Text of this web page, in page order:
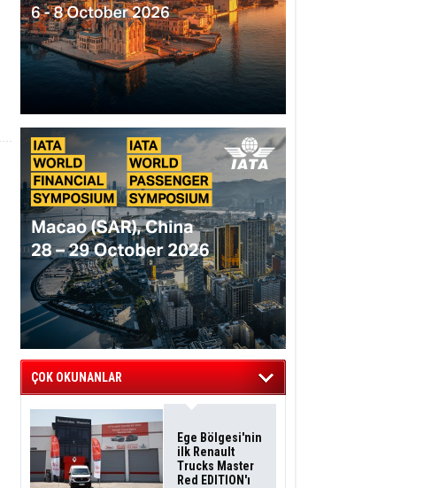
ÇOK OKUNANLAR
Ege Bölgesi'nin
ilk Renault
Trucks Master
Red EDITION'ı